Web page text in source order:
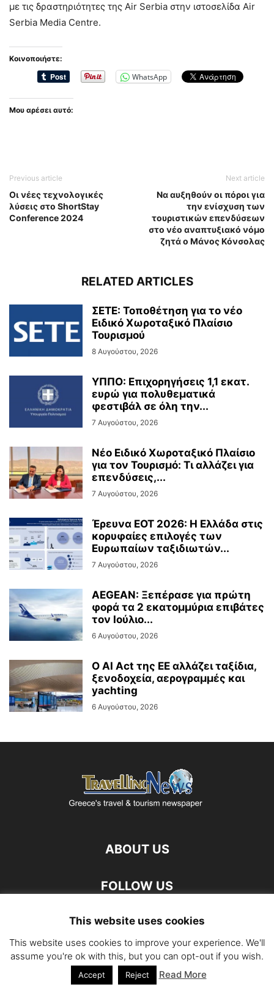
με τις δραστηριότητες της Air Serbia στην ιστοσελίδα Air
Serbia Media Centre.
Κοινοποιήστε:
WhatsApp
Μου αρέσει αυτό:
Previous article
Οι νέες τεχνολογικές
λύσεις στο ShortStay
Conference 2024
Next article
Να αυξηθούν οι πόροι για
την ενίσχυση των
τουριστικών επενδύσεων
στο νέο αναπτυξιακό νόμο
ζητά ο Μάνος Κόνσολας
RELATED ARTICLES
ΣΕΤΕ: Τοποθέτηση για το νέο
Ειδικό Χωροταξικό Πλαίσιο
Τουρισμού
8 Αυγούστου, 2026
ΥΠΠΟ: Επιχορηγήσεις 1,1 εκατ.
ευρώ για πολυθεματικά
φεστιβάλ σε όλη την...
7 Αυγούστου, 2026
Νέο Ειδικό Χωροταξικό Πλαίσιο
για τον Τουρισμό: Τι αλλάζει για
επενδύσεις,...
7 Αυγούστου, 2026
Έρευνα ΕΟΤ 2026: Η Ελλάδα στις
κορυφαίες επιλογές των
Ευρωπαίων ταξιδιωτών...
7 Αυγούστου, 2026
AEGEAN: Ξεπέρασε για πρώτη
φορά τα 2 εκατομμύρια επιβάτες
τον Ιούλιο...
6 Αυγούστου, 2026
Ο AI Act της ΕΕ αλλάζει ταξίδια,
ξενοδοχεία, αερογραμμές και
yachting
6 Αυγούστου, 2026
ABOUT US
FOLLOW US
©
This website uses cookies
This website uses cookies to improve your experience. We'll
assume you're ok with this, but you can opt-out if you wish.
Accept Reject Read More